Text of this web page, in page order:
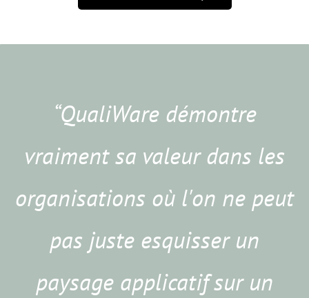
“QualiWare démontre
vraiment sa valeur dans les
organisations où l'on ne peut
pas juste esquisser un
paysage applicatif sur un